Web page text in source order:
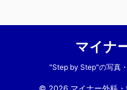
マイナ
"Step by Step"の写真